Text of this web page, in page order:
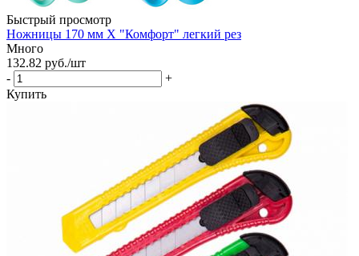
Быстрый просмотр
Ножницы 170 мм Х "Комфорт" легкий рез
Много
132.82 руб./шт
-
+
Купить